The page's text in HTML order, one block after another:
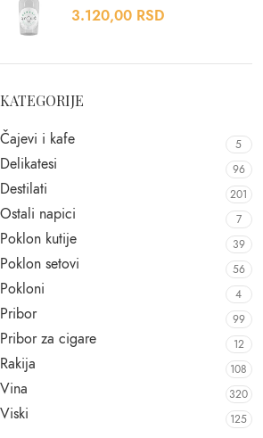
3.120,00 RSD
KATEGORIJE
Čajevi i kafe 5
Delikatesi 96
Destilati 201
Ostali napici 7
Poklon kutije 39
Poklon setovi 56
Pokloni 4
Pribor 99
Pribor za cigare 12
Rakija 108
Vina 320
Viski 125